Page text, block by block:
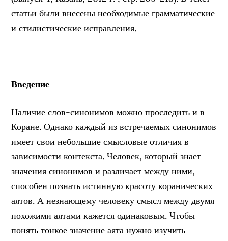
статьи были внесены необходимые грамматические
и стилистические исправления.
Введение
Наличие слов-синонимов можно проследить и в
Коране. Однако каждый из встречаемых синонимов
имеет свои небольшие смысловые отличия в
зависимости контекста. Человек, который знает
значения синонимов и различает между ними,
способен познать истинную красоту коранических
аятов. А незнающему человеку смысл между двумя
похожими аятами кажется одинаковым. Чтобы
понять тонкое значение аята нужно изучить